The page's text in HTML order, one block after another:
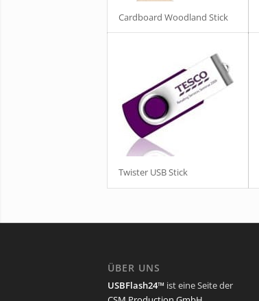
Cardboard Woodland Stick
Twister USB Stick
ÜBER UNS
USBFlash24™ ist eine Seite der